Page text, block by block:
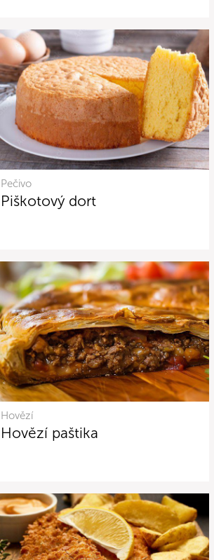
Pečivo
Piškotový dort
Hovězí
Hovězí paštika